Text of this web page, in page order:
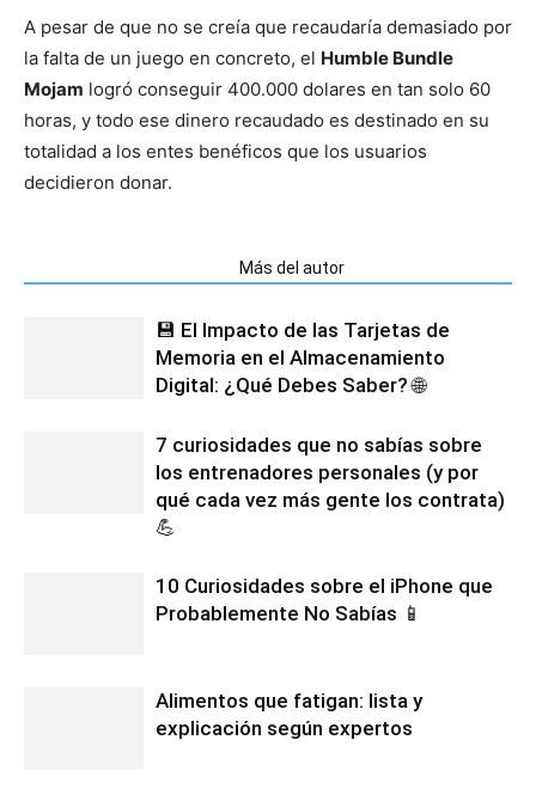
A pesar de que no se creía que recaudaría demasiado por
la falta de un juego en concreto, el Humble Bundle
Mojam logró conseguir 400.000 dolares en tan solo 60
horas, y todo ese dinero recaudado es destinado en su
totalidad a los entes benéficos que los usuarios
decidieron donar.
Más del autor
💾 El Impacto de las Tarjetas de
Memoria en el Almacenamiento
Digital: ¿Qué Debes Saber? 🌐
7 curiosidades que no sabías sobre
los entrenadores personales (y por
qué cada vez más gente los contrata)
💪
10 Curiosidades sobre el iPhone que
Probablemente No Sabías 📱
Alimentos que fatigan: lista y
explicación según expertos